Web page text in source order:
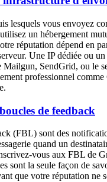
lesquels vous envoyez
un hébergement
réputation dépend en
Une IP dédiée ou
Mailgun, SendGrid, ou le
professionnel
de feedback
(FBL) sont des
quand un
vous aux FBL de
sont la seule façon de
que votre réputation ne